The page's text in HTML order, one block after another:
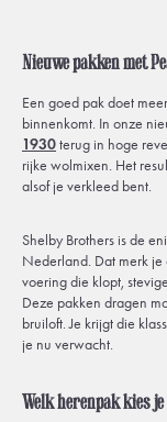
Nieuwe pakken met
Een goed pak doet
binnenkomt. In onze
1930terug in hoge
rijke wolmixen. Het
alsof je verkleed bent.
Shelby Brothers is de
Nederland. Dat merk
voering die klopt,
Deze pakken dragen
bruiloft. Je krijgt die
je nu verwacht.
Welk herenpak kies